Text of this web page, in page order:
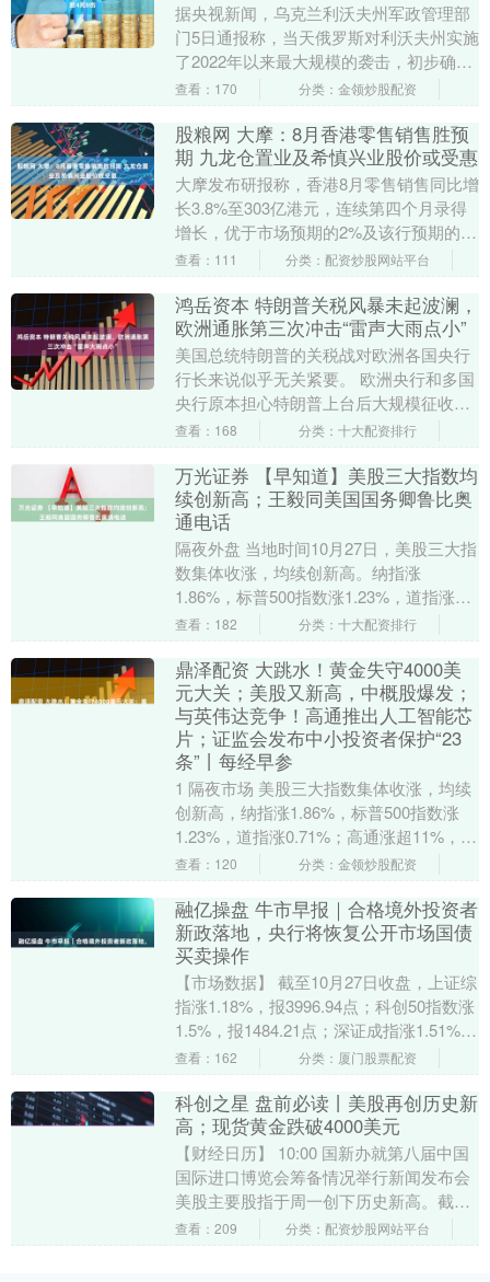
据央视新闻，乌克兰利沃夫州军政管理部
门5日通报称，当天俄罗斯对利沃夫州实施
了2022年以来最大规模的袭击，初步确认
俄罗斯用140架无人机和23枚巡航导弹袭
查看：170 分类：金领炒股配资
股粮网 大摩：8月香港零售销售胜预
期 九龙仓置业及希慎兴业股价或受惠
大摩发布研报称，香港8月零售销售同比增
长3.8%至303亿港元，连续第四个月录得
增长，优于市场预期的2%及该行预期的
1%增长。 报告指出，今年首八个月零售
查看：111 分类：配资炒股网站平台
鸿岳资本 特朗普关税风暴未起波澜，
欧洲通胀第三次冲击“雷声大雨点小”
美国总统特朗普的关税战对欧洲各国央行
行长来说似乎无关紧要。 欧洲央行和多国
央行原本担心特朗普上台后大规模征收关
税会成为继新冠疫情与俄乌战争之后的“第
查看：168 分类：十大配资排行
万光证券 【早知道】美股三大指数均
续创新高；王毅同美国国务卿鲁比奥
通电话
隔夜外盘 当地时间10月27日，美股三大指
数集体收涨，均续创新高。纳指涨
1.86%，标普500指数涨1.23%，道指涨
0.71%。高通涨超11%，特斯拉涨超4%....
查看：182 分类：十大配资排行
鼎泽配资 大跳水！黄金失守4000美
元大关；美股又新高，中概股爆发；
与英伟达竞争！高通推出人工智能芯
片；证监会发布中小投资者保护“23
条”丨每经早参
1 隔夜市场 美股三大指数集体收涨，均续
创新高，纳指涨1.86%，标普500指数涨
1.23%，道指涨0.71%；高通涨超11%，创
2024年7月以来新高；特斯拉....
查看：120 分类：金领炒股配资
融亿操盘 牛市早报｜合格境外投资者
新政落地，央行将恢复公开市场国债
买卖操作
【市场数据】 截至10月27日收盘，上证综
指涨1.18%，报3996.94点；科创50指数涨
1.5%，报1484.21点；深证成指涨1.51%，
报13489.4....
查看：162 分类：厦门股票配资
科创之星 盘前必读丨美股再创历史新
高；现货黄金跌破4000美元
【财经日历】 10:00 国新办就第八届中国
国际进口博览会筹备情况举行新闻发布会
美股主要股指于周一创下历史新高。截至
收盘，道指涨337.47点，涨幅为0.71....
查看：209 分类：配资炒股网站平台